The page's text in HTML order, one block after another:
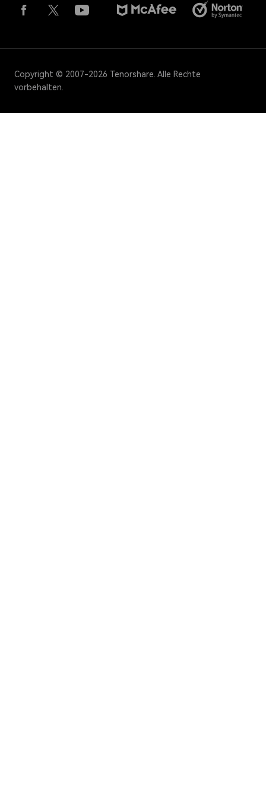
Copyright © 2007-2026 Tenorshare. Alle Rechte
vorbehalten.